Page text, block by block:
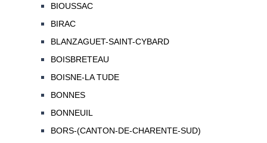
BIOUSSAC
BIRAC
BLANZAGUET-SAINT-CYBARD
BOISBRETEAU
BOISNE-LA TUDE
BONNES
BONNEUIL
BORS-(CANTON-DE-CHARENTE-SUD)